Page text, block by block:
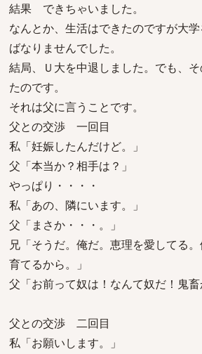
結果 できちゃいました。
なんとか、生活はできたのですが大
ばなりませんでした。
結局、Ｕ大を中退しました。でも、
たのです。
それは父に言うことです。
父との交渉 一回目
私「妊娠したんだけど。」
父「本当か？相手は？」
やっぱり・・・・
私「あの、隣にいます。」
父「まさか・・・。」
兄「そうだ。俺だ。恵理を愛してる
育てるから。」
父「お前って奴は！なんて奴だ！鬼畜
父との交渉 二回目
私「お願いします。」